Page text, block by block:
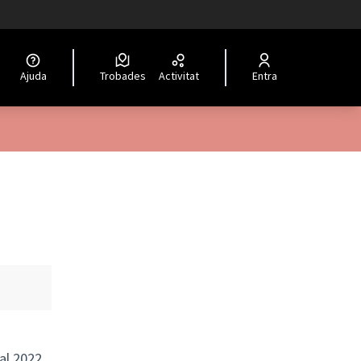
Ajuda Trobades Activitat Entra